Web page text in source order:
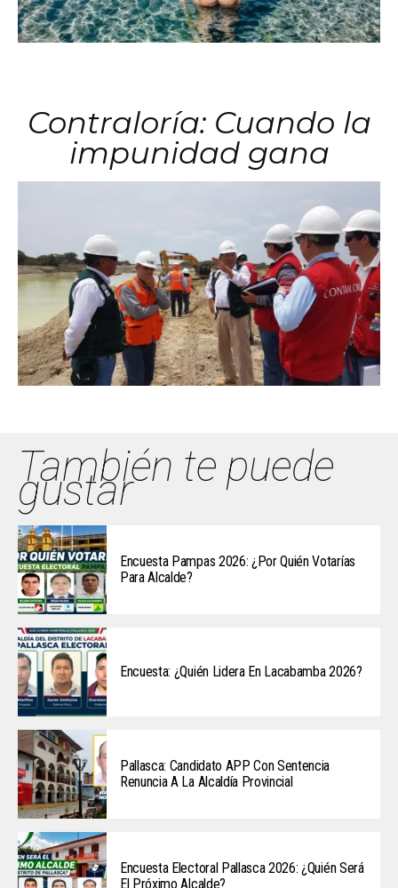
Contraloría: Cuando la
impunidad gana
También te puede
gustar
Encuesta Pampas 2026: ¿Por Quién Votarías
Para Alcalde?
Encuesta: ¿Quién Lidera En Lacabamba 2026?
Pallasca: Candidato APP Con Sentencia
Renuncia A La Alcaldía Provincial
Encuesta Electoral Pallasca 2026: ¿Quién Será
El Próximo Alcalde?